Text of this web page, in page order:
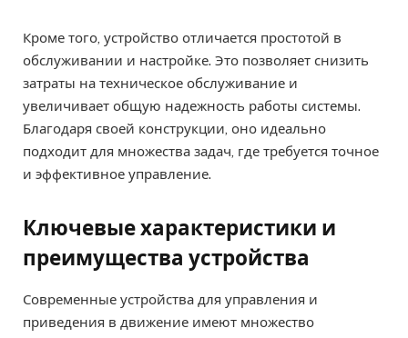
Кроме того, устройство отличается простотой в
обслуживании и настройке. Это позволяет снизить
затраты на техническое обслуживание и
увеличивает общую надежность работы системы.
Благодаря своей конструкции, оно идеально
подходит для множества задач, где требуется точное
и эффективное управление.
Ключевые характеристики и
преимущества устройства
Современные устройства для управления и
приведения в движение имеют множество